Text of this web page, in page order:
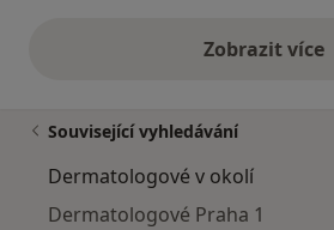
Zobrazit více
výše
Související vyhledávání
Dermatologové v okolí
Dermatologové Praha 1